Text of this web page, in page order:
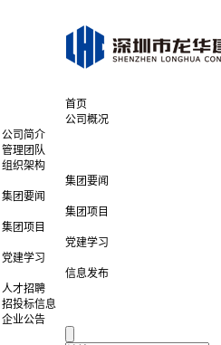
首页
公司概况
公司简介
管理团队
组织架构
集团要闻
集团要闻
集团项目
集团项目
党建学习
党建学习
信息发布
人才招聘
招投标信息
企业公告